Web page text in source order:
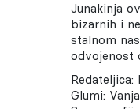
Junakinja
bizarnih i
stalnom
odvojenost
Redateljica:
Glumi: